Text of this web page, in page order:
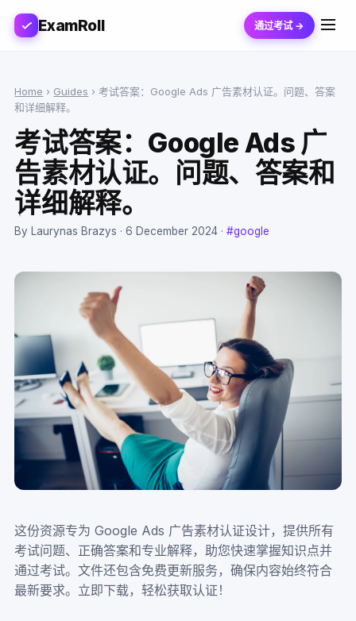
ExamRoll 通过考试 →
Home › Guides ›考试答案：Google Ads 广告素材认证。问题、答案
和详细解释。
考试答案：Google Ads 广
告素材认证。问题、答案和
详细解释。
By Laurynas Brazys ·6 December 2024 ·#google
这份资源专为 Google Ads 广告素材认证设计，提供所有
考试问题、正确答案和专业解释，助您快速掌握知识点并
通过考试。文件还包含免费更新服务，确保内容始终符合
最新要求。立即下载，轻松获取认证！